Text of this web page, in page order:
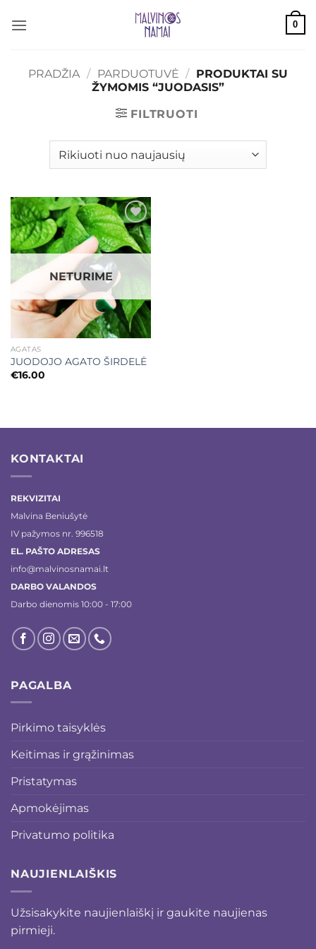
0
PRADŽIA / PARDUOTUVĖ / PRODUKTAI SU
ŽYMOMIS “JUODASIS”
FILTRUOTI
Mėgstamiausias
NETURIME
AGATAS
JUODOJO AGATO ŠIRDELĖ
€16.00
KONTAKTAI
REKVIZITAI
Malvina Beniušytė
IV pažymos nr. 996518
EL. PAŠTO ADRESAS
info@malvinosnamai.lt
DARBO VALANDOS
Darbo dienomis 10:00 - 17:00
PAGALBA
Pirkimo taisyklės
Keitimas ir grąžinimas
Pristatymas
Apmokėjimas
Privatumo politika
NAUJIENLAIŠKIS
Užsisakykite naujienlaiškį ir gaukite naujienas
pirmieji.